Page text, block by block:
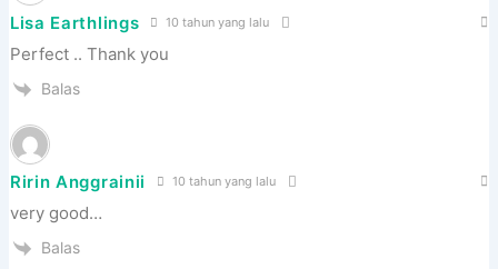
Lisa Earthlings 10 tahun yang lalu
Perfect .. Thank you
Balas
Ririn Anggrainii 10 tahun yang lalu
very good…
Balas